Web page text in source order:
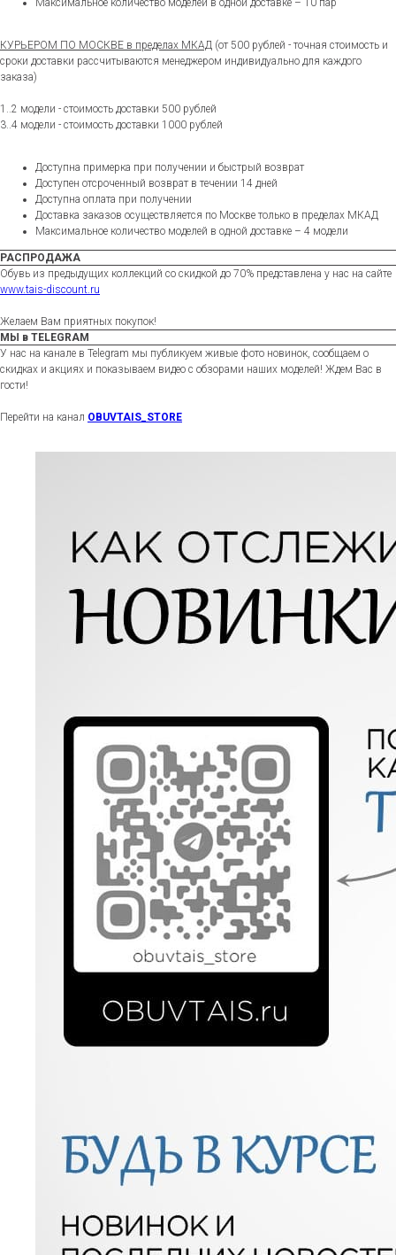
Максимальное количество моделей в одной доставке – 10 пар
КУРЬЕРОМ ПО МОСКВЕ в пределах МКАД (от 500 рублей - точная стоимость и
сроки доставки рассчитываются менеджером индивидуально для каждого
заказа)
1..2 модели - стоимость доставки 500 рублей
3..4 модели - стоимость доставки 1000 рублей
Доступна примерка при получении и быстрый возврат
Доступен отсроченный возврат в течении 14 дней
Доступна оплата при получении
Доставка заказов осуществляется по Москве только в пределах МКАД
Максимальное количество моделей в одной доставке – 4 модели
РАСПРОДАЖА
Обувь из предыдущих коллекций со скидкой до 70% представлена у нас на сайте
www.tais-discount.ru
Желаем Вам приятных покупок!
МЫ в TELEGRAM
У нас на канале в Telegram мы публикуем живые фото новинок, сообщаем о
скидках и акциях и показываем видео с обзорами наших моделей! Ждем Вас в
гости!
Перейти на канал OBUVTAIS_STORE